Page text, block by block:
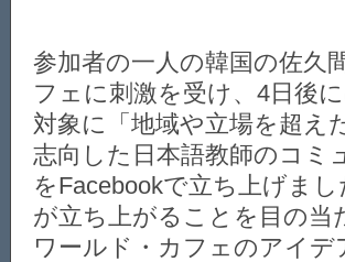
参加者の一人の韓国の佐久
フェに刺激を受け、4日後
対象に「地域や立場を超
志向した日本語教師のコミ
をFacebookで立ち上げま
が立ち上がることを目の
ワールド・カフェのアイ